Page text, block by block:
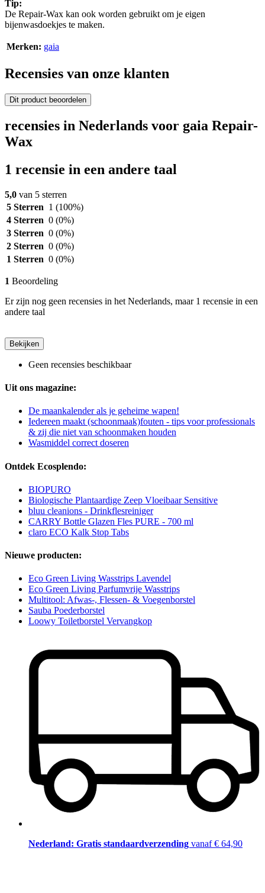
Tip:
De Repair-Wax kan ook worden gebruikt om je eigen
bijenwasdoekjes te maken.
Merken: gaia
Recensies van onze klanten
Dit product beoordelen
recensies in Nederlands voor gaia Repair-
Wax
1 recensie in een andere taal
5,0 van 5 sterren
5 Sterren 1 (100%)
4 Sterren 0 (0%)
3 Sterren 0 (0%)
2 Sterren 0 (0%)
1 Sterren 0 (0%)
1 Beoordeling
Er zijn nog geen recensies in het Nederlands, maar 1 recensie in een
andere taal
Bekijken
Geen recensies beschikbaar
Uit ons magazine:
De maankalender als je geheime wapen!
Iedereen maakt (schoonmaak)fouten - tips voor professionals
& zij die niet van schoonmaken houden
Wasmiddel correct doseren
Ontdek Ecosplendo:
BIOPURO
Biologische Plantaardige Zeep Vloeibaar Sensitive
bluu cleanions - Drinkflesreiniger
CARRY Bottle Glazen Fles PURE - 700 ml
claro ECO Kalk Stop Tabs
Nieuwe producten:
Eco Green Living Wasstrips Lavendel
Eco Green Living Parfumvrije Wasstrips
Multitool: Afwas-, Flessen- & Voegenborstel
Sauba Poederborstel
Loowy Toiletborstel Vervangkop
Nederland: Gratis standaardverzending vanaf € 64,90